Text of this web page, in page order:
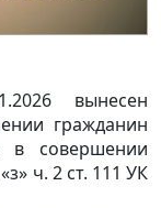
вынесен
гражданин
в совершении
ч. 2 ст. 111 УК